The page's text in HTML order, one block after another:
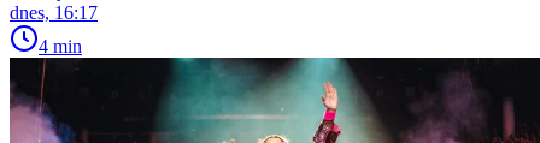
dnes, 16:17
4 min